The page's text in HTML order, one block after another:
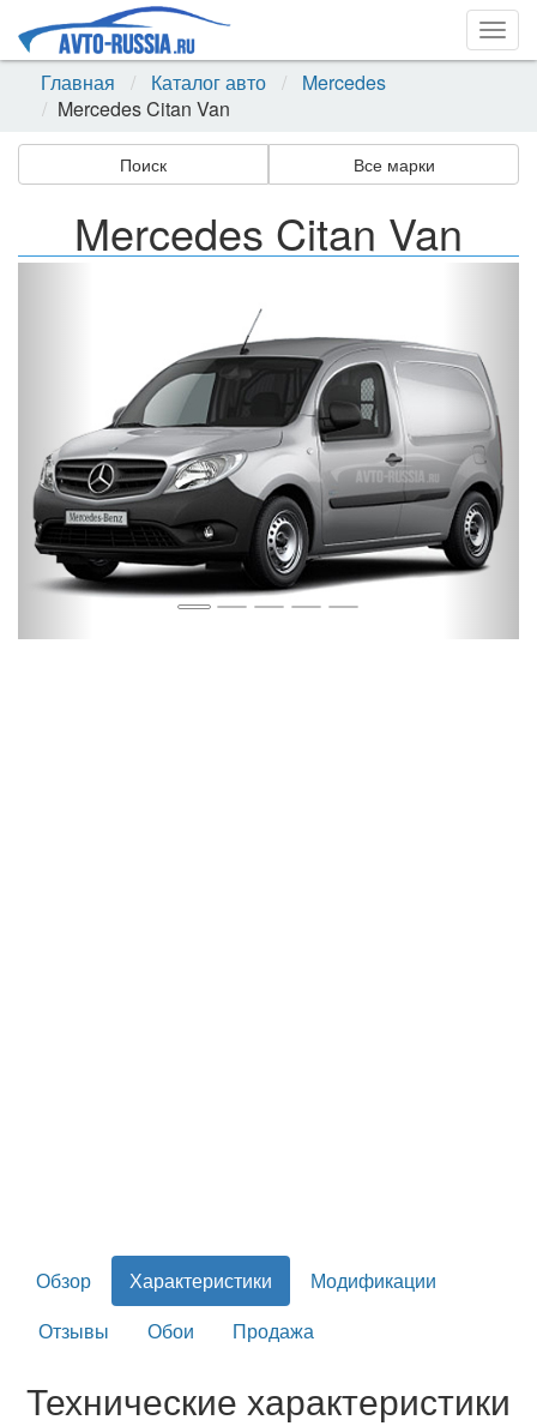
Главная
Каталог авто
Mercedes
Mercedes Citan Van
Поиск Все марки
Mercedes Citan Van
Обзор Характеристики
Модификации
Отзывы
Обои Продажа
Технические характеристики